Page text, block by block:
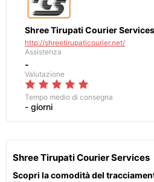
Shree Tirupati Courier Services
http://shreetirupaticourier.net/
Assistenza
-
Valutazione
Tempo medio di consegna
- giorni
Shree Tirupati Courier Services
Scopri la comodità del